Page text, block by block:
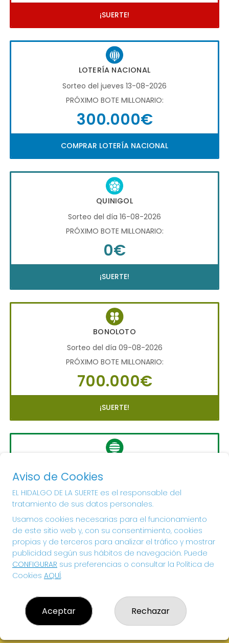
¡SUERTE!
LOTERÍA NACIONAL
Sorteo del jueves 13-08-2026
PRÓXIMO BOTE MILLONARIO:
300.000€
COMPRAR LOTERÍA NACIONAL
QUINIGOL
Sorteo del día 16-08-2026
PRÓXIMO BOTE MILLONARIO:
0€
¡SUERTE!
BONOLOTO
Sorteo del día 09-08-2026
PRÓXIMO BOTE MILLONARIO:
700.000€
¡SUERTE!
Sorteo del día 10-08-2026
PRÓXIMO BOTE MILLONARIO:
56.000.000€
¡SUERTE!
Aviso de Cookies
EL HIDALGO DE LA SUERTE es el responsable del
tratamiento de sus datos personales.
Usamos cookies necesarias para el funcionamiento
de este sitio web y, con su consentimiento, cookies
propias y de terceros para analizar el tráfico y mostrar
publicidad según sus hábitos de navegación. Puede
CONFIGURAR sus preferencias o consultar la Política de
Cookies AQUÍ.
Aceptar Rechazar